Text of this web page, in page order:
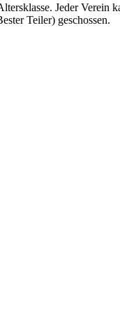
Jeder Verein
Teiler) geschossen.